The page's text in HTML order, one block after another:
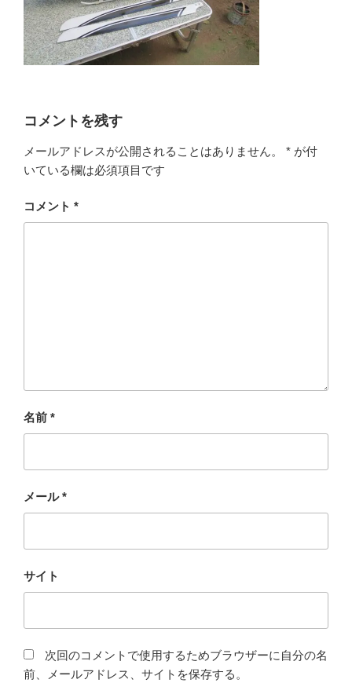
コメントを残す
メールアドレスが公開されることはありません。 * が付
いている欄は必須項目です
コメント *
名前 *
メール*
サイト
次回のコメントで使用するためブラウザーに自分の名
前、メールアドレス、サイトを保存する。